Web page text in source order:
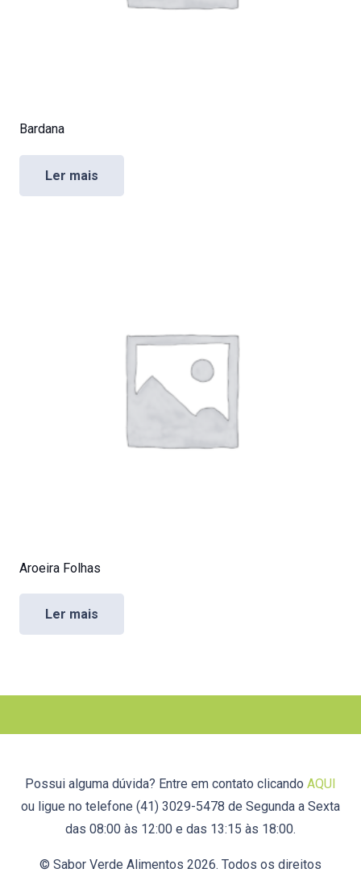
Bardana
Ler mais
Aroeira Folhas
Ler mais
Possui alguma dúvida? Entre em contato clicando AQUI
ou ligue no telefone (41) 3029-5478 de Segunda a Sexta
das 08:00 às 12:00 e das 13:15 às 18:00.
© Sabor Verde Alimentos 2026. Todos os direitos